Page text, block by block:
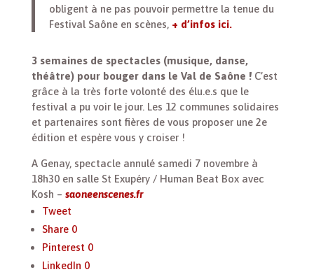
obligent à ne pas pouvoir permettre la tenue du
Festival Saône en scènes, + d’infos ici.
3 semaines de spectacles (musique, danse,
théâtre) pour bouger dans le Val de Saône !C’est
grâce à la très forte volonté des élu.e.s que le
festival a pu voir le jour. Les 12 communes solidaires
et partenaires sont fières de vous proposer une 2e
édition et espère vous y croiser !
A Genay, spectacle annulé samedi 7 novembre à
18h30 en salle St Exupéry / Human Beat Box avec
Kosh – saoneenscenes.fr
Tweet
Share 0
Pinterest 0
LinkedIn 0